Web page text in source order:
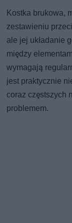
Kostka brukowa,
zestawieniu
ale jej układanie
między
wymagają
jest praktycznie
coraz częstszych
problemem.